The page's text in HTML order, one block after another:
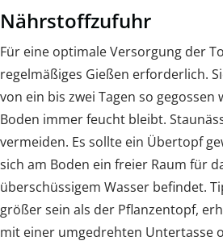
Nährstoffzufuhr
Für eine optimale Versorgung der
regelmäßiges Gießen erforderlich.
von ein bis zwei Tagen so gegossen
Boden immer feucht bleibt.
vermeiden. Es sollte ein Übertopf
sich am Boden ein freier Raum für
überschüssigem Wasser befindet.
größer sein als der Pflanzentopf,
mit einer umgedrehten Untertasse